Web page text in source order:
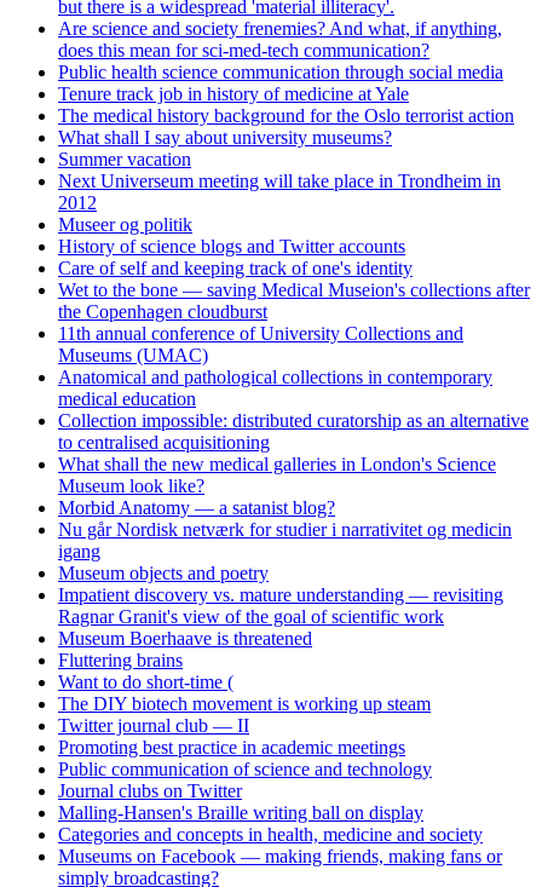
but there is a widespread 'material illiteracy'.
Are science and society frenemies? And what, if anything,
does this mean for sci-med-tech communication?
Public health science communication through social media
Tenure track job in history of medicine at Yale
The medical history background for the Oslo terrorist action
What shall I say about university museums?
Summer vacation
Next Universeum meeting will take place in Trondheim in
2012
Museer og politik
History of science blogs and Twitter accounts
Care of self and keeping track of one's identity
Wet to the bone — saving Medical Museion's collections after
the Copenhagen cloudburst
11th annual conference of University Collections and
Museums (UMAC)
Anatomical and pathological collections in contemporary
medical education
Collection impossible: distributed curatorship as an alternative
to centralised acquisitioning
What shall the new medical galleries in London's Science
Museum look like?
Morbid Anatomy — a satanist blog?
Nu går Nordisk netværk for studier i narrativitet og medicin
igang
Museum objects and poetry
Impatient discovery vs. mature understanding — revisiting
Ragnar Granit's view of the goal of scientific work
Museum Boerhaave is threatened
Fluttering brains
Want to do short-time (
The DIY biotech movement is working up steam
Twitter journal club — II
Promoting best practice in academic meetings
Public communication of science and technology
Journal clubs on Twitter
Malling-Hansen's Braille writing ball on display
Categories and concepts in health, medicine and society
Museums on Facebook — making friends, making fans or
simply broadcasting?